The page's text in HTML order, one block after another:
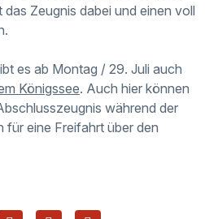
das Zeugnis dabei und einen voll
es ab Montag / 29. Juli auch
Königssee. Auch hier können
während der
für eine Freifahrt über den